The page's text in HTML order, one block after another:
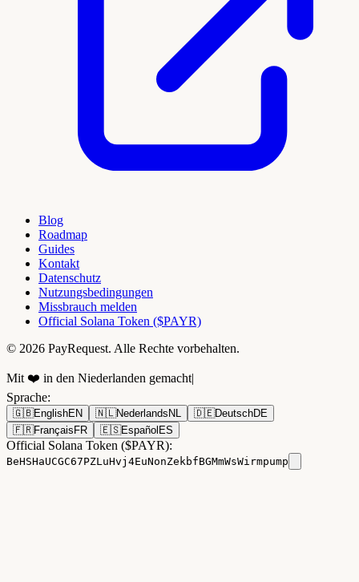
Blog
Roadmap
Guides
Kontakt
Datenschutz
Nutzungsbedingungen
Missbrauch melden
Official Solana Token ($PAYR)
© 2026 PayRequest. Alle Rechte vorbehalten.
Mit ❤️ in den Niederlanden gemacht|
Sprache:
🇬🇧EnglishEN 🇳🇱Nederlands NL 🇩🇪DeutschDE
🇫🇷Français FR 🇪🇸Español ES
Official Solana Token ($PAYR):
BeHSHaUCGC67PZLuHvj4EuNonZekbfBGMmWsWirmpump